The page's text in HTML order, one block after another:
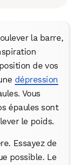
la barre,
de vos
dépression
Vous
épaules sont
le poids.
Essayez de
possible. Le
LinkedIn